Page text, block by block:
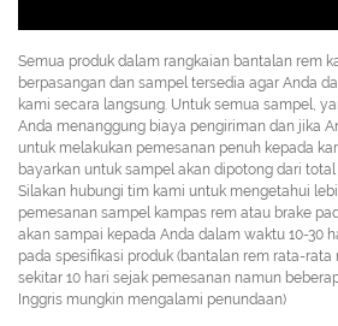
Semua produk dalam rangkaian bantalan rem
berpasangan dan sampel tersedia agar Anda
kami secara langsung. Untuk semua sampel,
Anda menanggung biaya pengiriman dan jika
untuk melakukan pemesanan penuh kepada
bayarkan untuk sampel akan dipotong dari
Silakan hubungi tim kami untuk mengetahui
pemesanan sampel kampas rem atau brake
akan sampai kepada Anda dalam waktu 10-30
pada spesifikasi produk (bantalan rem rata-
sekitar 10 hari sejak pemesanan namun
Inggris mungkin mengalami penundaan)